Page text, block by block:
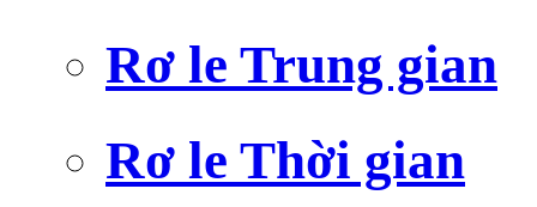
Rơ le Trung gian
Rơ le Thời gian